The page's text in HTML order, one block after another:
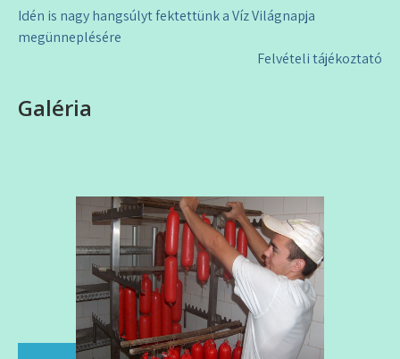
Bejegyzés
navigáció
Idén is nagy hangsúlyt fektettünk a Víz Világnapja
megünneplésére
Felvételi tájékoztató
Galéria